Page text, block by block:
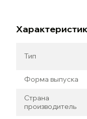
Тип
Форма выпуска
Страна
производитель